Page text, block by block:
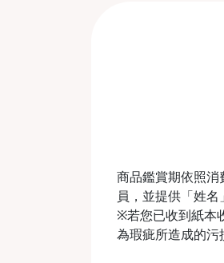
商品鑑賞期依照
員，並提供「姓
※若您已收到紙本
為瑕疵所造成的污